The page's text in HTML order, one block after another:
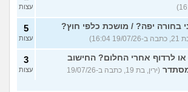
עצות
בחורה יפה? / מושכת כלפי חוץ? 5
עצות
לרדוף אחרי החלום? החישוב
(ירין, בת 19, כתבה ב-19/07/26
3
עצות